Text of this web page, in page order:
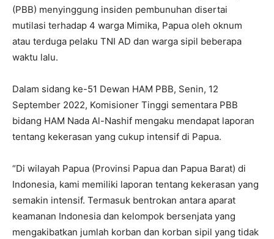
(PBB) menyinggung insiden pembunuhan disertai
mutilasi terhadap 4 warga Mimika, Papua oleh oknum
atau terduga pelaku TNI AD dan warga sipil beberapa
waktu lalu.
Dalam sidang ke-51 Dewan HAM PBB, Senin, 12
September 2022, Komisioner Tinggi sementara PBB
bidang HAM Nada Al-Nashif mengaku mendapat laporan
tentang kekerasan yang cukup intensif di Papua.
“Di wilayah Papua (Provinsi Papua dan Papua Barat) di
Indonesia, kami memiliki laporan tentang kekerasan yang
semakin intensif. Termasuk bentrokan antara aparat
keamanan Indonesia dan kelompok bersenjata yang
mengakibatkan jumlah korban dan korban sipil yang tidak